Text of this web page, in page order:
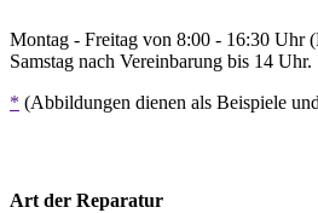
Montag - Freitag von 8:00 - 16:30 Uhr
Samstag nach Vereinbarung bis 14 Uhr.
* (Abbildungen dienen als Beispiele
Art der Reparatur